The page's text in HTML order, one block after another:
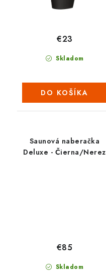
Skladom
€23
DO KOŠÍKA
Saunová naberačka
Deluxe - Čierna/Nerez
Skladom
€85